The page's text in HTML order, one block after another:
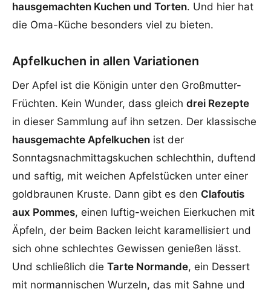
hausgemachten Kuchen und Torten. Und hier hat
die Oma-Küche besonders viel zu bieten.
Apfelkuchen in allen Variationen
Der Apfel ist die Königin unter den Großmutter-
Früchten. Kein Wunder, dass gleich drei Rezepte
in dieser Sammlung auf ihn setzen. Der klassische
hausgemachte Apfelkuchen ist der
Sonntagsnachmittagskuchen schlechthin, duftend
und saftig, mit weichen Apfelstücken unter einer
goldbraunen Kruste. Dann gibt es den Clafoutis
aux Pommes, einen luftig-weichen Eierkuchen mit
Äpfeln, der beim Backen leicht karamellisiert und
sich ohne schlechtes Gewissen genießen lässt.
Und schließlich die Tarte Normande, ein Dessert
mit normannischen Wurzeln, das mit Sahne und